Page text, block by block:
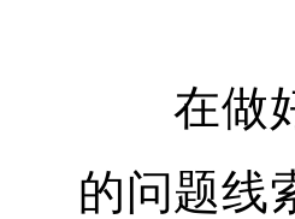
在做好
的问题线